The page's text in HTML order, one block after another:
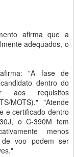
afirma que a
adequados, o
"A fase de
dentro do
aos requisitos
MOTS)." "Atende
e certificado dentro
o C-390M tem
menos
de voo podem ser